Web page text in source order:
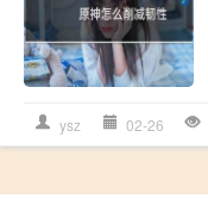
ysz 02-26